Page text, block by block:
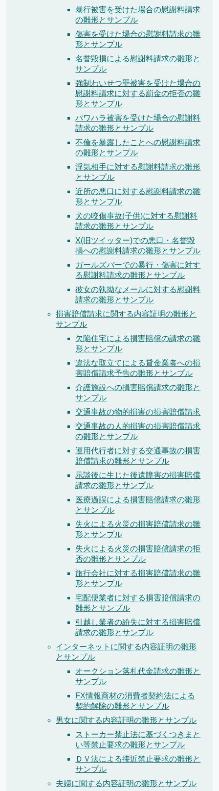
暴行被害を受けた場合の慰謝料請求
の雛形とサンプル
傷害を受けた場合の慰謝料請求の雛
形とサンプル
名誉毀損による慰謝料請求の雛形と
サンプル
強制わいせつ罪被害を受けた場合の
慰謝料請求に対する罰金の拒否の雛
形とサンプル
パワハラ被害を受けた場合の慰謝料
請求の雛形とサンプル
不倫を暴露したことへの慰謝料請求
の雛形とサンプル
浮気相手に対する慰謝料請求の雛形
とサンプル
近所の悪口に対する慰謝料請求の雛
形とサンプル
犬の咬傷事故(子供)に対する慰謝料
請求の雛形とサンプル
X(旧ツイッター)での悪口・名誉毀
損への慰謝料請求の雛形とサンプル
ガールズバーでの暴行・傷害に対す
る慰謝料請求の雛形とサンプル
彼女の執拗なメールに対する慰謝料
請求の雛形とサンプル
損害賠償請求に関する内容証明の雛形と
サンプル
欠陥住宅による損害賠償の請求の雛
形とサンプル
違法な取立てによる貸金業者への損
害賠償請求予告の雛形とサンプル
介護施設への損害賠償請求の雛形と
サンプル
交通事故の物的損害の損害賠償請求
交通事故の人的損害の損害賠償請求
の雛形とサンプル
運用代行者に対する交通事故の損害
賠償請求の雛形とサンプル
示談後に生じた後遺障害の損害賠償
請求の雛形とサンプル
医療過誤による損害賠償請求の雛形
とサンプル
失火による火災の損害賠償請求の雛
形とサンプル
失火による火災の損害賠償請求の拒
否の雛形とサンプル
旅行会社に対する損害賠償請求の雛
形とサンプル
宅配便業者に対する損害賠償請求の
雛形とサンプル
引越し業者の紛失に対する損害賠償
請求の雛形とサンプル
インターネットに関する内容証明の雛形
とサンプル
オークション落札代金請求の雛形と
サンプル
FX情報商材の消費者契約法による
契約解除の雛形とサンプル
男女に関する内容証明の雛形とサンプル
ストーカー禁止法に基づくつきまと
い等禁止要求の雛形とサンプル
ＤＶ法による接近禁止要求の雛形と
サンプル
夫婦に関する内容証明の雛形とサンプル